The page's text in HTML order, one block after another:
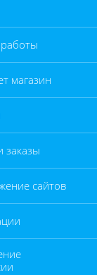
магазин
заказы
сайтов